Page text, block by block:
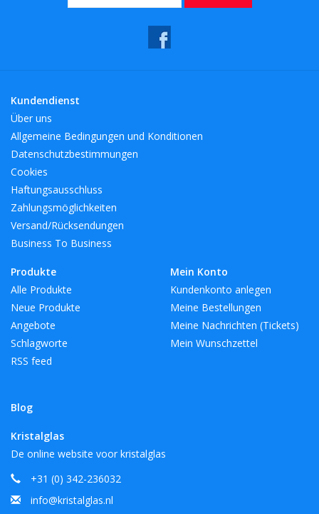
Kundendienst
Über uns
Allgemeine Bedingungen und Konditionen
Datenschutzbestimmungen
Cookies
Haftungsausschluss
Zahlungsmöglichkeiten
Versand/Rücksendungen
Business To Business
Produkte
Alle Produkte
Neue Produkte
Angebote
Schlagworte
RSS feed
Blog
Mein Konto
Kundenkonto anlegen
Meine Bestellungen
Meine Nachrichten (Tickets)
Mein Wunschzettel
Kristalglas
De online website voor kristalglas
+31 (0) 342-236032
info@kristalglas.nl